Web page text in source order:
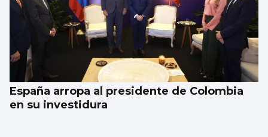
España arropa al presidente de Colombia
en su investidura